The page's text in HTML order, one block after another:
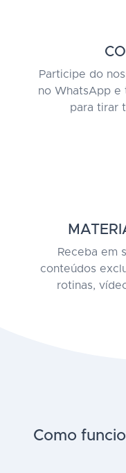
Participe do
no WhatsApp e
para tirar
Receba em
conteúdos
rotinas,
Como